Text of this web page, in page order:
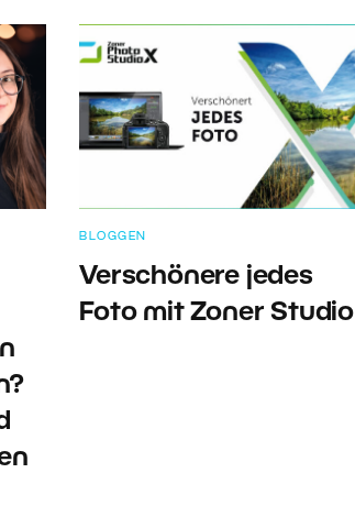
BLOGGEN
Verschönere jedes
Foto mit Zoner Studio